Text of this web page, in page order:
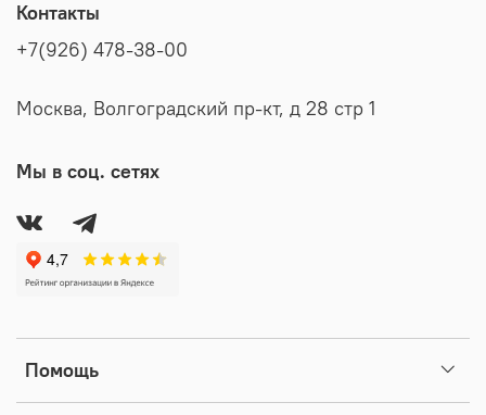
Помощь
Контакты
+7(926) 478-38-00
Москва, Волгоградский пр-кт, д 28 стр 1
Мы в соц. сетях